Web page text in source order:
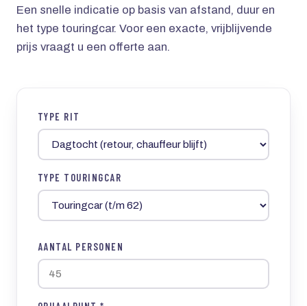
Een snelle indicatie op basis van afstand, duur en
het type touringcar. Voor een exacte, vrijblijvende
prijs vraagt u een offerte aan.
TYPE RIT
TYPE TOURINGCAR
AANTAL PERSONEN